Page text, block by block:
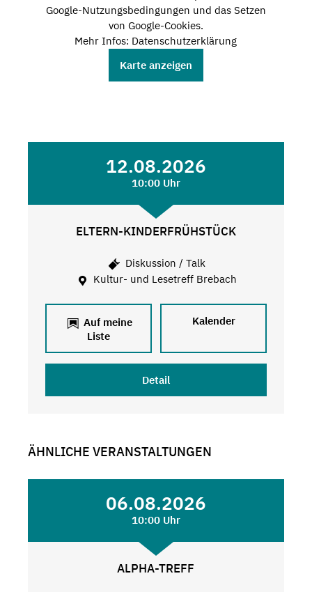
Google-Nutzungsbedingungen und das Setzen
von Google-Cookies.
Mehr Infos: Datenschutzerklärung
Karte anzeigen
12.08.2026
10:00 Uhr
ELTERN-KINDERFRÜHSTÜCK
Diskussion / Talk
Kultur- und Lesetreff Brebach
Auf meine
Liste
Kalender
Detail
ÄHNLICHE VERANSTALTUNGEN
06.08.2026
10:00 Uhr
ALPHA-TREFF